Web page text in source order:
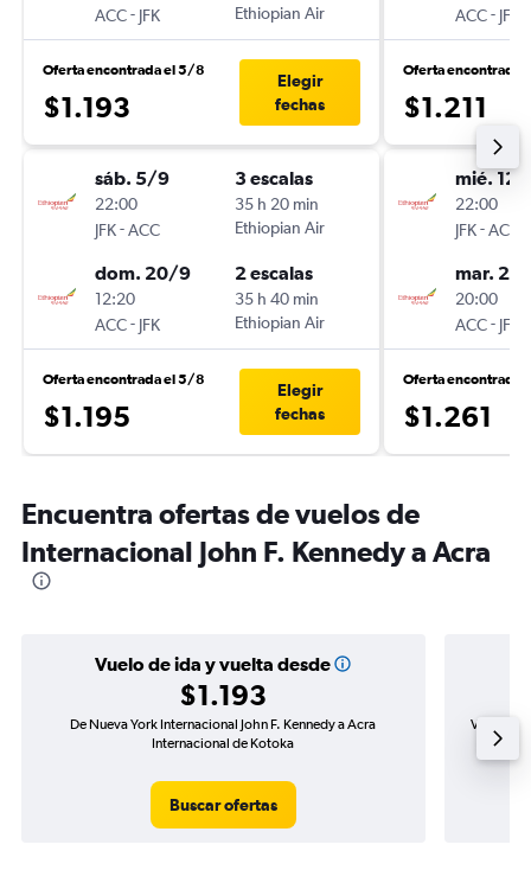
ACC- JFK
Ethiopian Air
Oferta encontrada el 5/8
$1.193
Elegir
fechas
sáb. 5/9
22:00
JFK-ACC
3 escalas
35 h 20 min
Ethiopian Air
dom. 20/9
12:20
ACC- JFK
2 escalas
35 h 40 min
Ethiopian Air
Oferta encontrada el 5/8
$1.195
Elegir
fechas
ACC- JFK
Oferta encontrada
$1.211
mié.
22:00
JFK-ACC
mar.
20:00
ACC- JFK
Oferta encontrada
$1.261
Encuentra ofertas de vuelos de
Internacional John F. Kennedy a Acra
Vuelo de ida y vuelta desde
$1.193
De Nueva York Internacional John F. Kennedy a Acra
Internacional de Kotoka
Buscar ofertas
Vuelo de